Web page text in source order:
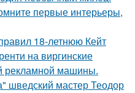
первые интерьеры,
18-летнюю Кейт
на виргинские
рекламной машины.
шведский мастер Теодор